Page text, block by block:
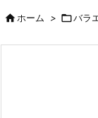
ホーム > バラ